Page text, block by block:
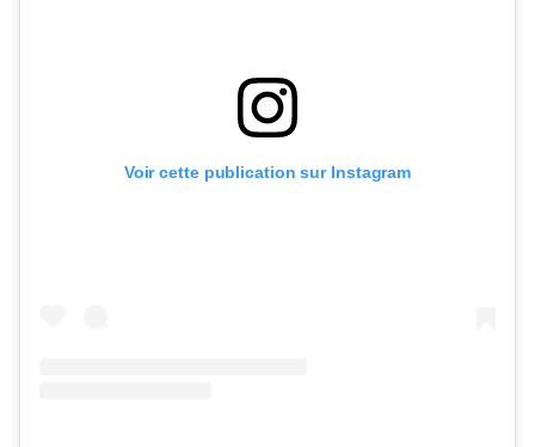
Voir cette publication sur Instagram